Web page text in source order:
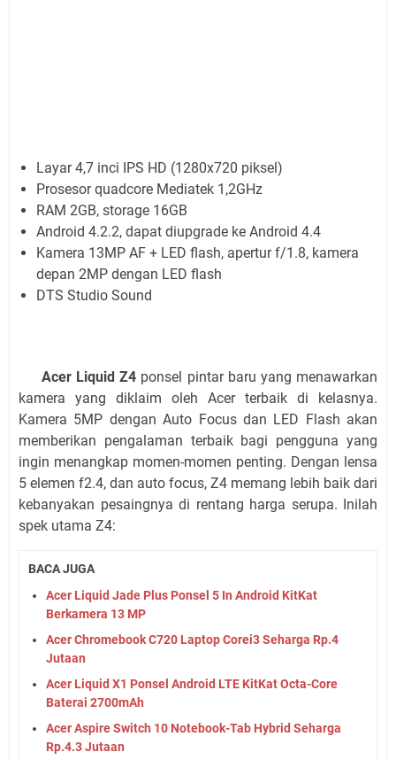
Layar 4,7 inci IPS HD (1280x720 piksel)
Prosesor quadcore Mediatek 1,2GHz
RAM 2GB, storage 16GB
Android 4.2.2, dapat diupgrade ke Android 4.4
Kamera 13MP AF + LED flash, apertur f/1.8, kamera
depan 2MP dengan LED flash
DTS Studio Sound
Acer Liquid Z4 ponsel pintar baru yang menawarkan
kamera yang diklaim oleh Acer terbaik di kelasnya.
Kamera 5MP dengan Auto Focus dan LED Flash akan
memberikan pengalaman terbaik bagi pengguna yang
ingin menangkap momen-momen penting. Dengan lensa
5 elemen f2.4, dan auto focus, Z4 memang lebih baik dari
kebanyakan pesaingnya di rentang harga serupa. Inilah
spek utama Z4:
BACA JUGA
Acer Liquid Jade Plus Ponsel 5 In Android KitKat
Berkamera 13 MP
Acer Chromebook C720 Laptop Corei3 Seharga Rp.4
Jutaan
Acer Liquid X1 Ponsel Android LTE KitKat Octa-Core
Baterai 2700mAh
Acer Aspire Switch 10 Notebook-Tab Hybrid Seharga
Rp.4.3 Jutaan